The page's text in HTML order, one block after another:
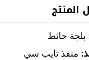
المنتج
بلجة حائط
منفذ تايب سي